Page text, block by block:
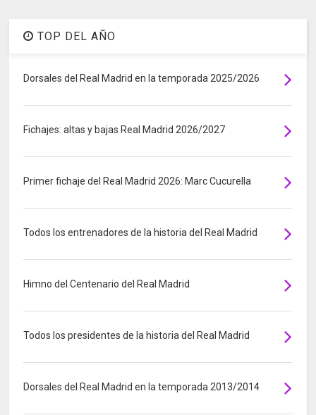
TOP DEL AÑO
Dorsales del Real Madrid en la temporada 2025/2026
Fichajes: altas y bajas Real Madrid 2026/2027
Primer fichaje del Real Madrid 2026: Marc Cucurella
Todos los entrenadores de la historia del Real Madrid
Himno del Centenario del Real Madrid
Todos los presidentes de la historia del Real Madrid
Dorsales del Real Madrid en la temporada 2013/2014